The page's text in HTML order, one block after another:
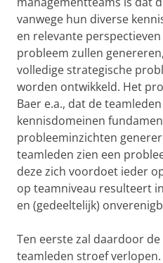
vanwege hun diverse
en relevante
probleem zullen
volledige strategische
worden ontwikkeld. Het
Baer e.a., dat de
kennisdomeinen
probleeminzichten
teamleden zien een
deze zich voordoet ieder
op teamniveau resulteert
en (gedeeltelijk)
Ten eerste zal daardoor
teamleden stroef